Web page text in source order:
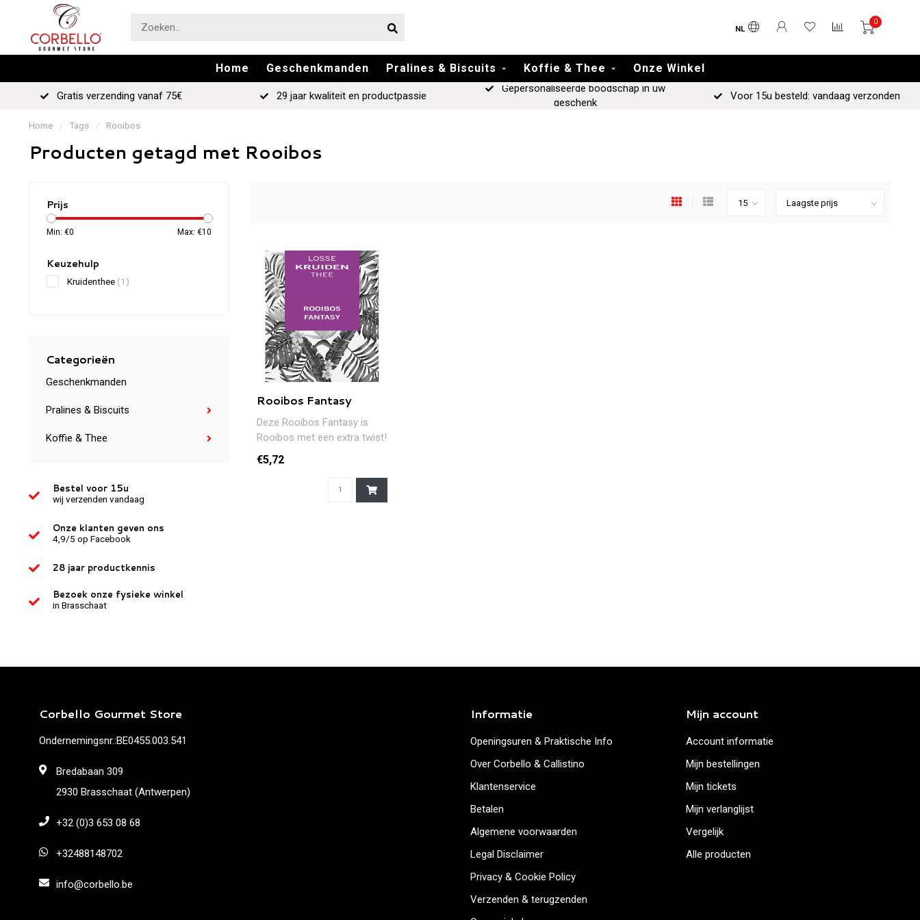
NL
0
Home Geschenkmanden Pralines & Biscuits Koffie & Thee Onze Winkel
Gratis verzending vanaf 75€ 29 jaar kwaliteit en productpassie
Gepersonaliseerde boodschap in uw
geschenk
Voor 15u besteld: vandaag verzonden
Home / Tags / Rooibos
Producten getagd met Rooibos
Prijs
Min: €0 Max: €10
Keuzehulp
Kruidenthee (1)
Categorieën
Geschenkmanden
Pralines & Biscuits
Koffie & Thee
Bestel voor 15u
wij verzenden vandaag
Onze klanten geven ons
4,9/5 op Facebook
28 jaar productkennis
Bezoek onze fysieke winkel
in Brasschaat
Rooibos Fantasy
Deze Rooibos Fantasy is
Rooibos met een extra twist!
De blend met groene
Sencha..
€5,72
Corbello Gourmet Store
Ondernemingsnr.:BE0455.003.541
Bredabaan 309
2930 Brasschaat (Antwerpen)
+32 (0)3 653 08 68
+32488148702
info@corbello.be
Informatie
Openingsuren & Praktische Info
Over Corbello & Callistino
Klantenservice
Betalen
Algemene voorwaarden
Legal Disclaimer
Privacy & Cookie Policy
Verzenden & terugzenden
Mijn account
Account informatie
Mijn bestellingen
Mijn tickets
Mijn verlanglijst
Vergelijk
Alle producten